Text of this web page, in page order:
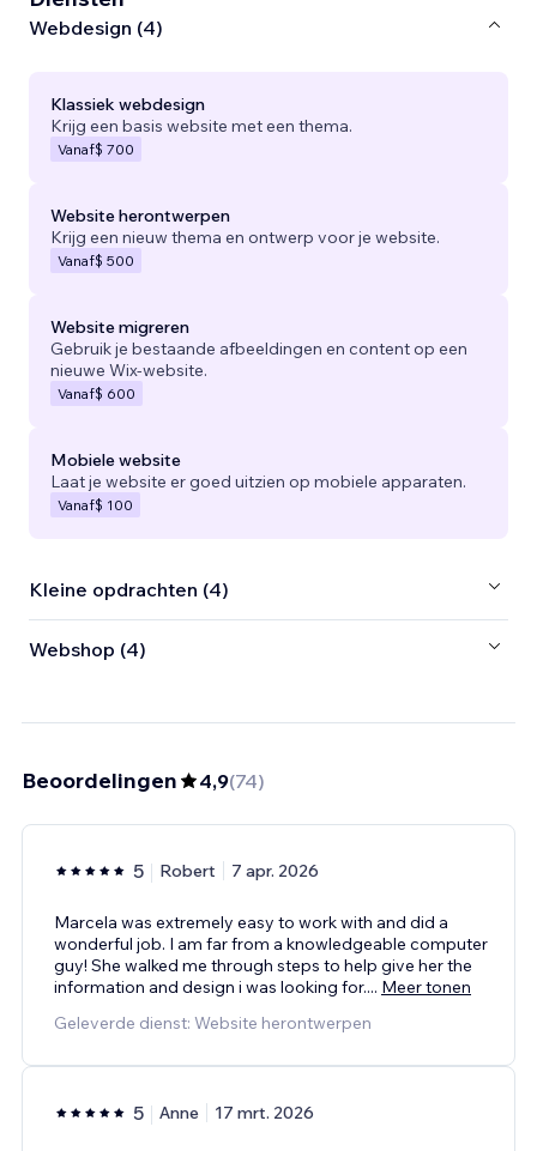
Webdesign (4)
Klassiek webdesign
Krijg een basis website met een thema.
Vanaf$ 700
Website herontwerpen
Krijg een nieuw thema en ontwerp voor je website.
Vanaf$ 500
Website migreren
Gebruik je bestaande afbeeldingen en content op een
nieuwe Wix-website.
Vanaf$ 600
Mobiele website
Laat je website er goed uitzien op mobiele apparaten.
Vanaf$ 100
Kleine opdrachten (4)
Webshop (4)
Beoordelingen 4,9(74)
5 Robert 7 apr. 2026
Marcela was extremely easy to work with and did a
wonderful job. I am far from a knowledgeable computer
guy! She walked me through steps to help give her the
information and design i was looking for.... Meer tonen
Geleverde dienst: Website herontwerpen
5 Anne 17 mrt. 2026